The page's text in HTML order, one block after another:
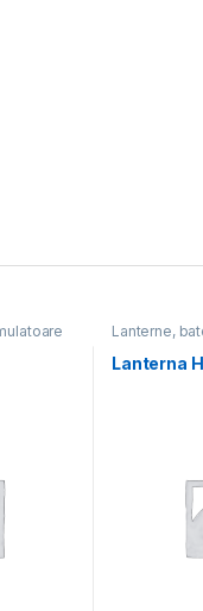
Lanterne,
Lanterna